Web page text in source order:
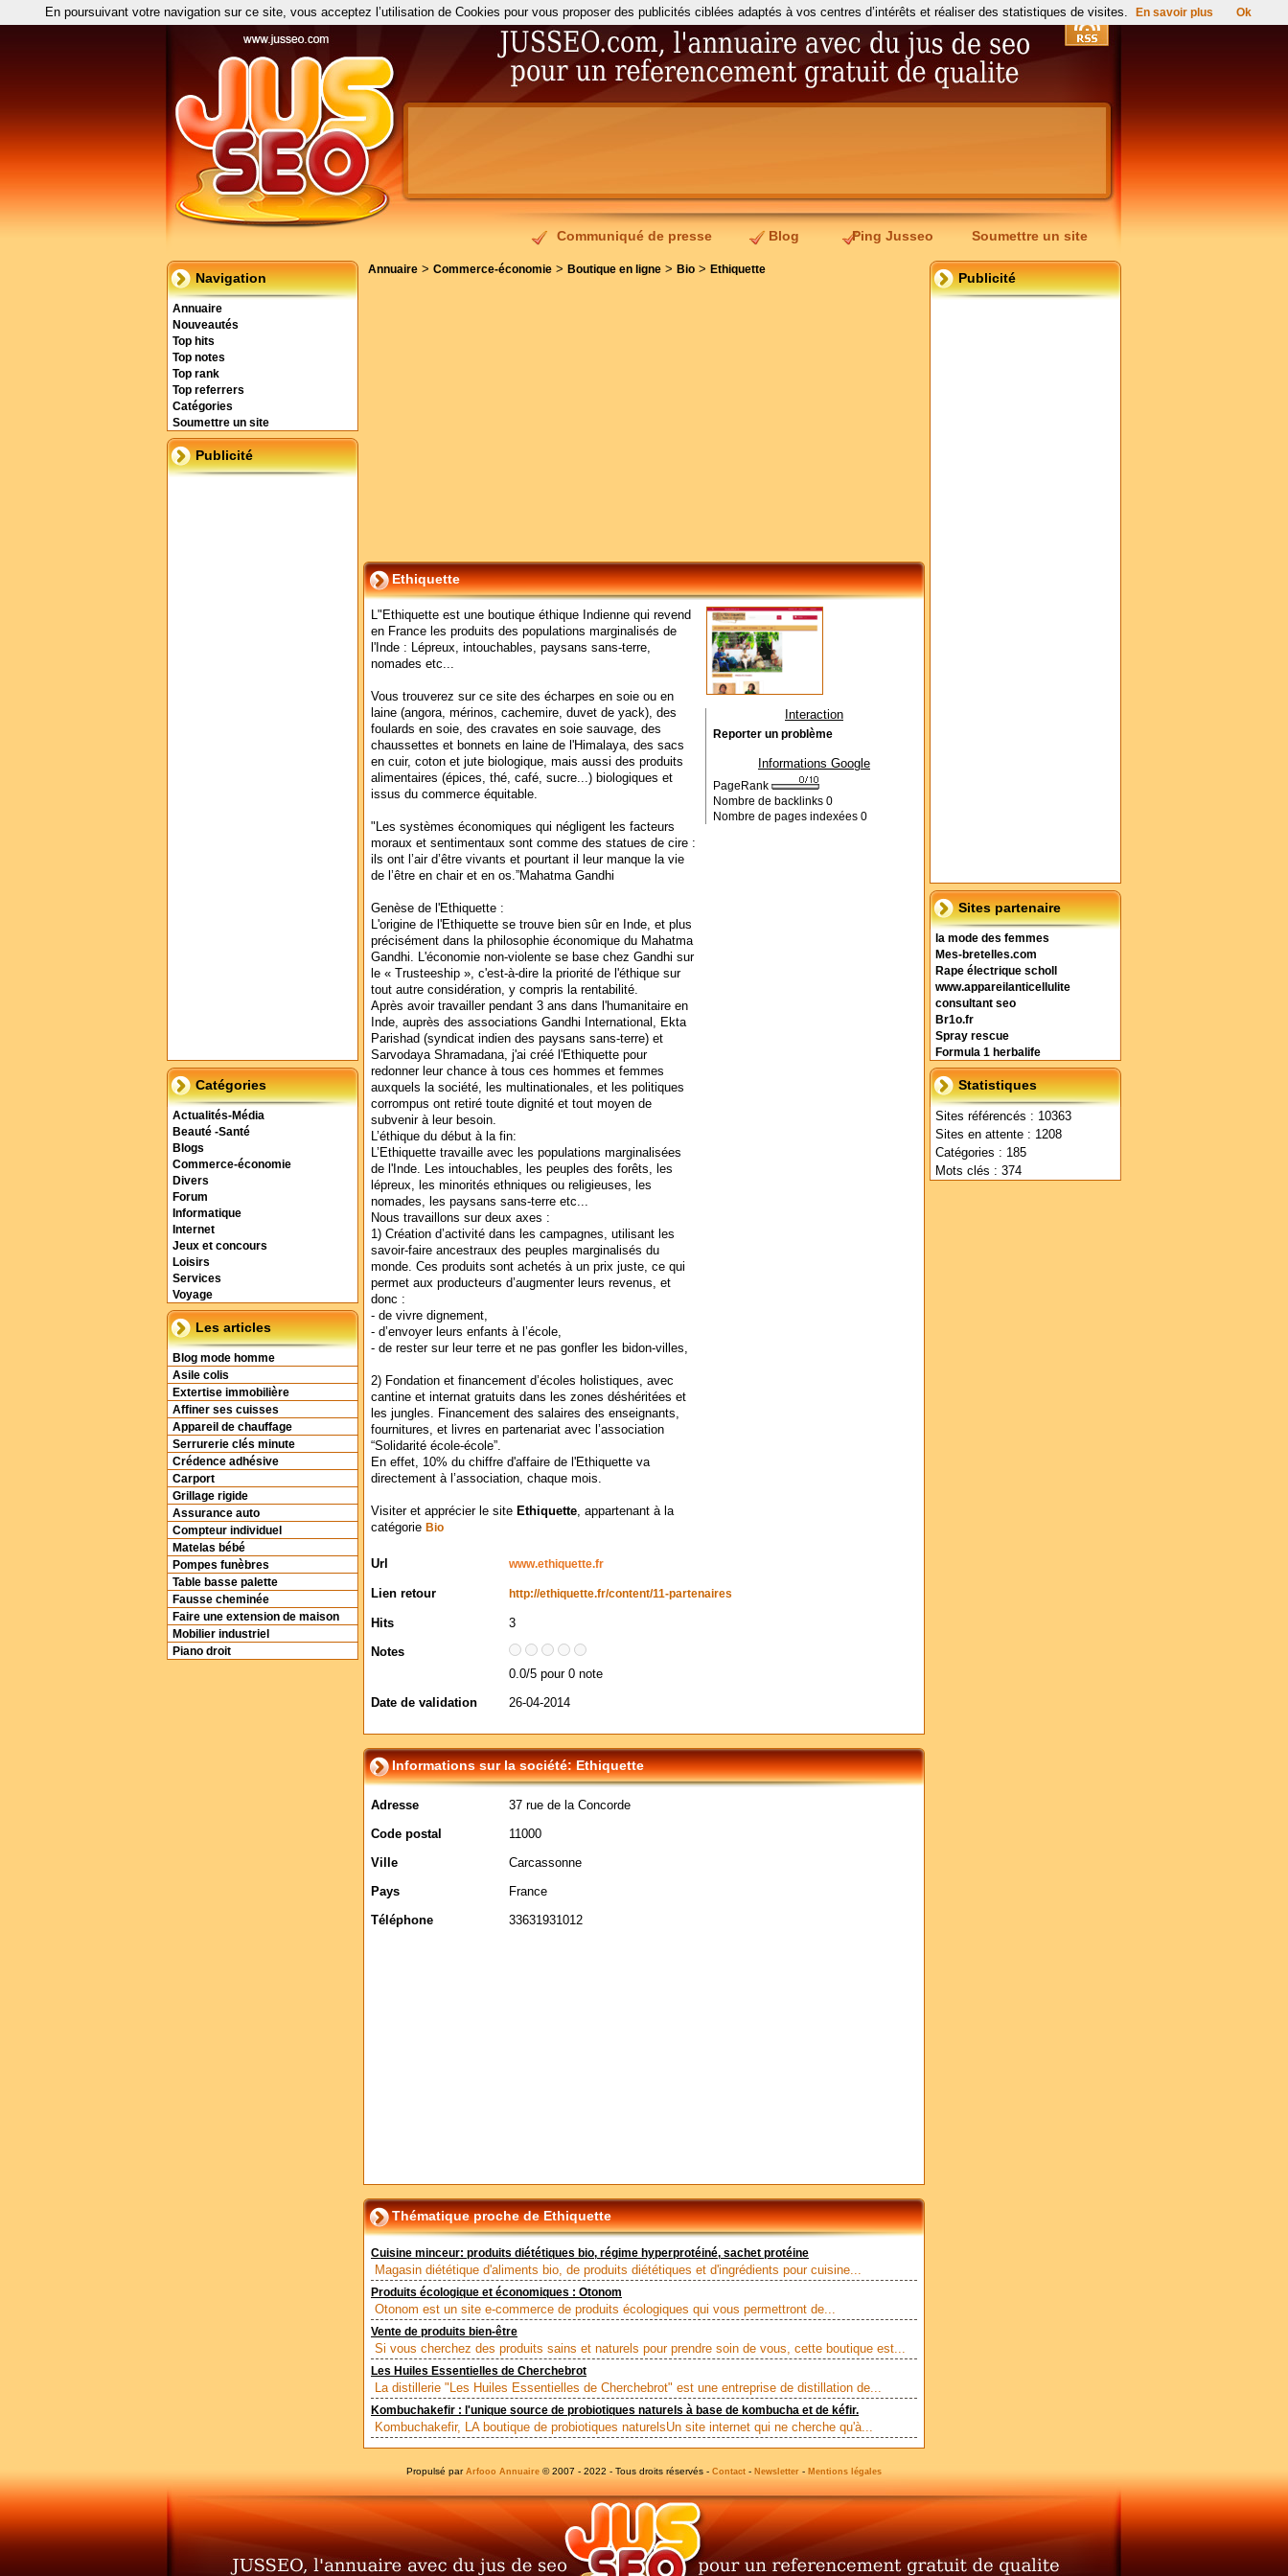
Communiqué de presse Blog Ping Jusseo Soumettre un site
Navigation
Annuaire
Nouveautés
Top hits
Top notes
Top rank
Top referrers
Catégories
Soumettre un site
Publicité
Catégories
Actualités-Média
Beauté -Santé
Blogs
Commerce-économie
Divers
Forum
Informatique
Internet
Jeux et concours
Loisirs
Services
Voyage
Les articles
Blog mode homme
Asile colis
Extertise immobilière
Affiner ses cuisses
Appareil de chauffage
Serrurerie clés minute
Crédence adhésive
Carport
Grillage rigide
Assurance auto
Compteur individuel
Matelas bébé
Pompes funèbres
Table basse palette
Fausse cheminée
Faire une extension de maison
Mobilier industriel
Piano droit
Publicité
Sites partenaire
la mode des femmes
Mes-bretelles.com
Rape électrique scholl
www.appareilanticellulite
consultant seo
Br1o.fr
Spray rescue
Formula 1 herbalife
Statistiques
Sites référencés : 10363
Sites en attente : 1208
Catégories : 185
Mots clés : 374
Annuaire > Commerce-économie > Boutique en ligne > Bio > Ethiquette
Ethiquette
L"Ethiquette est une boutique éthique Indienne qui revend
en France les produits des populations marginalisés de
l'Inde : Lépreux, intouchables, paysans sans-terre,
nomades etc...
Vous trouverez sur ce site des écharpes en soie ou en
laine (angora, mérinos, cachemire, duvet de yack), des
foulards en soie, des cravates en soie sauvage, des
chaussettes et bonnets en laine de l'Himalaya, des sacs
en cuir, coton et jute biologique, mais aussi des produits
alimentaires (épices, thé, café, sucre...) biologiques et
issus du commerce équitable.
"Les systèmes économiques qui négligent les facteurs
moraux et sentimentaux sont comme des statues de cire :
ils ont l’air d’être vivants et pourtant il leur manque la vie
de l’être en chair et en os.”Mahatma Gandhi
Genèse de l'Ethiquette :
L'origine de l'Ethiquette se trouve bien sûr en Inde, et plus
précisément dans la philosophie économique du Mahatma
Gandhi. L'économie non-violente se base chez Gandhi sur
le « Trusteeship », c'est-à-dire la priorité de l'éthique sur
tout autre considération, y compris la rentabilité.
Après avoir travailler pendant 3 ans dans l'humanitaire en
Inde, auprès des associations Gandhi International, Ekta
Parishad (syndicat indien des paysans sans-terre) et
Sarvodaya Shramadana, j'ai créé l'Ethiquette pour
redonner leur chance à tous ces hommes et femmes
auxquels la société, les multinationales, et les politiques
corrompus ont retiré toute dignité et tout moyen de
subvenir à leur besoin.
L’éthique du début à la fin:
L’Ethiquette travaille avec les populations marginalisées
de l'Inde. Les intouchables, les peuples des forêts, les
lépreux, les minorités ethniques ou religieuses, les
nomades, les paysans sans-terre etc...
Nous travaillons sur deux axes :
1) Création d’activité dans les campagnes, utilisant les
savoir-faire ancestraux des peuples marginalisés du
monde. Ces produits sont achetés à un prix juste, ce qui
permet aux producteurs d’augmenter leurs revenus, et
donc :
- de vivre dignement,
- d’envoyer leurs enfants à l’école,
- de rester sur leur terre et ne pas gonfler les bidon-villes,
2) Fondation et financement d’écoles holistiques, avec
cantine et internat gratuits dans les zones déshéritées et
les jungles. Financement des salaires des enseignants,
fournitures, et livres en partenariat avec l’association
“Solidarité école-école”.
En effet, 10% du chiffre d'affaire de l'Ethiquette va
directement à l’association, chaque mois.
Visiter et apprécier le site Ethiquette, appartenant à la
catégorie Bio
Url www.ethiquette.fr
Lien retour http://ethiquette.fr/content/11-partenaires
Hits
3
Notes
0.0/5 pour 0 note
Date de validation
26-04-2014
Interaction
Reporter un problème
Informations Google
PageRank
Nombre de backlinks 0
Nombre de pages indexées 0
Informations sur la société: Ethiquette
Adresse
37 rue de la Concorde
Code postal
11000
Ville
Carcassonne
Pays
France
Téléphone
33631931012
Thématique proche de Ethiquette
Cuisine minceur: produits diététiques bio, régime hyperprotéiné, sachet protéine
Magasin diététique d'aliments bio, de produits diététiques et d'ingrédients pour cuisine...
Produits écologique et économiques : Otonom
Otonom est un site e-commerce de produits écologiques qui vous permettront de...
Vente de produits bien-être
Si vous cherchez des produits sains et naturels pour prendre soin de vous, cette boutique est...
Les Huiles Essentielles de Cherchebrot
La distillerie "Les Huiles Essentielles de Cherchebrot" est une entreprise de distillation de...
Kombuchakefir : l'unique source de probiotiques naturels à base de kombucha et de kéfir.
Kombuchakefir, LA boutique de probiotiques naturelsUn site internet qui ne cherche qu'à...
Propulsé par Arfooo Annuaire © 2007 - 2022 - Tous droits réservés - Contact - Newsletter - Mentions légales
En poursuivant votre navigation sur ce site, vous acceptez l’utilisation de Cookies pour vous proposer des publicités ciblées adaptés à vos centres d’intérêts et réaliser des statistiques de visites. En savoir plus Ok